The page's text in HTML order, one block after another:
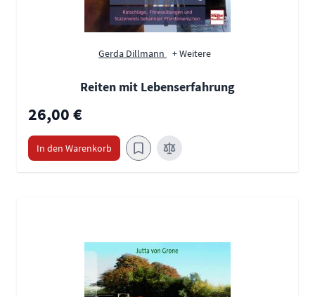
Gerda Dillmann + Weitere
Reiten mit Lebenserfahrung
26,00 €
In den Warenkorb